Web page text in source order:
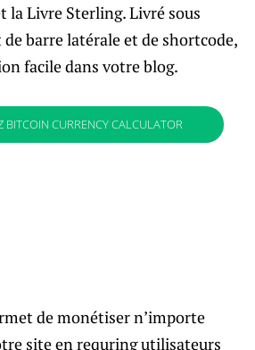
la Livre Sterling. Livré sous
barre latérale et de shortcode,
facile dans votre blog.
BITCOIN CURRENCY CALCULATOR
de monétiser n’importe
site en requring utilisateurs